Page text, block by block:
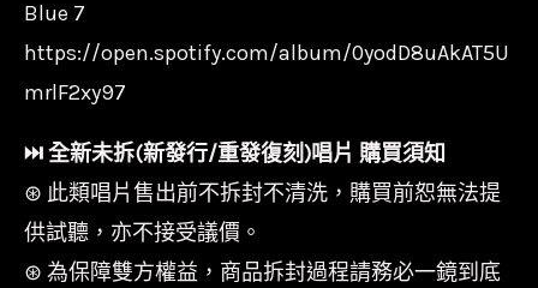
Blue 7
https://open.spotify.com/album/0yodD8uAkAT5U
mrlF2xy97
⏭︎ 全新未拆(新發行/重發復刻)唱片 購買須知
⊛ 此類唱片售出前不拆封不清洗，購買前恕無法提
供試聽，亦不接受議價。
⊛ 為保障雙方權益，商品拆封過程請務必一鏡到底